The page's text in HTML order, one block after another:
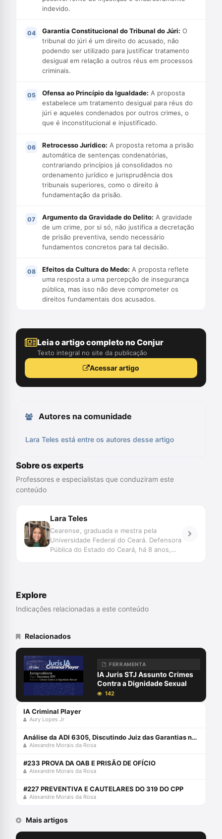
indevido.
Garantia Constitucional do Tribunal do Júri: O
tribunal do júri é um direito do acusado, não
podendo ser utilizado para justificar tratamento
desigual em relação a outros réus em processos
criminais.
Ofensa ao Princípio da Igualdade: A proposta
estabelece um tratamento desigual para réus do
júri e aqueles condenados por outros crimes, o
que é inconstitucional e injustificado.
Retrocesso Jurídico: A proposta retoma a prisão
automática de sentenças condenatórias,
contrariando princípios já consolidados no
ordenamento jurídico e jurisprudência dos
tribunais superiores, como o direito à
fundamentação da prisão.
Argumento da Gravidade do Delito: A gravidade
de um crime, por si só, não justifica a decretação
de prisão preventiva, sendo necessário
fundamentos concretos para tal decisão.
Efeitos da Cultura do Medo: A proposta reflete
uma resposta a uma percepção de insegurança
pública, mas isso não deve comprometer os
direitos fundamentais dos acusados.
Leia o artigo completo no Conjur
Texto integral no site da publicação
Acessar artigo
Autores na comunidade
Lara Teles está entre os autores desse artigo
Sobre os experts
Professores e especialistas que conduziram este
conteúdo
Lara Teles
Cearense, graduada e mestra pela
Universidade Federal do Ceará. Defensora
Pública do Estado do Ceará, há 8 anos,
obra Prova Testemunhal no processo
exemplares vendidos, que já foi citada
leciona em pós graduações e em cursos
de formação de defensores e defensoras,
acerca da prática criminal.
Explore
Indicações relacionadas a este conteúdo
Relacionados
FERRAMENTA
IA Juris STJ Assunto Crimes
Contra a Dignidade Sexual
142
IA Criminal Player
Aury Lopes Jr
Análise da ADI 6305, Discutindo Juiz das Garantias no Brasil com Alexandre Morais da Rosa
Alexandre Morais da Rosa
#233 PROVA DA OAB E PRISÃO DE OFÍCIO
Alexandre Morais da Rosa
#227 PREVENTIVA E CAUTELARES DO 319 DO CPP
Alexandre Morais da Rosa
Mais artigos